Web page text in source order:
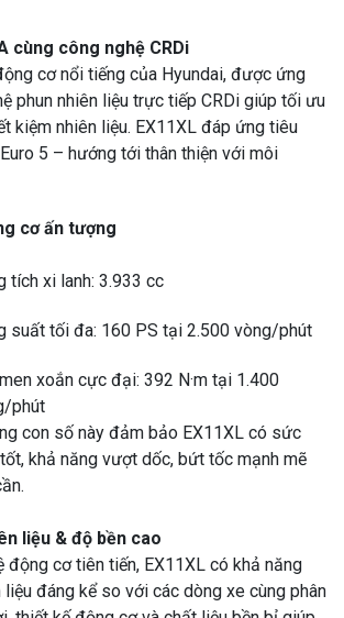
cùng công nghệ CRDi
cơ nổi tiếng của Hyundai, được ứng
phun nhiên liệu trực tiếp CRDi giúp tối ưu
kiệm nhiên liệu. EX11XL đáp ứng tiêu
5 – hướng tới thân thiện với môi
cơ ấn tượng
tích xi lanh: 3.933 cc
suất tối đa: 160 PS tại 2.500 vòng/phút
xoắn cực đại: 392 N·m tại 1.400
phút
con số này đảm bảo EX11XL có sức
khả năng vượt dốc, bứt tốc mạnh mẽ
liệu & độ bền cao
động cơ tiên tiến, EX11XL có khả năng
đáng kể so với các dòng xe cùng phân